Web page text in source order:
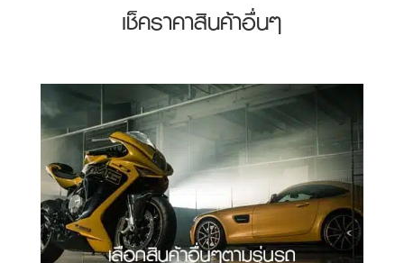
เช็คราคาสินค้าอื่นๆ